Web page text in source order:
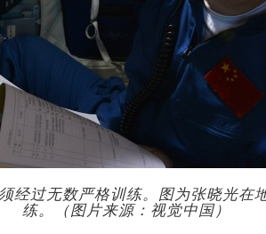
经过无数严格训练。图为张晓光在
练。（图片来源：视觉中国）